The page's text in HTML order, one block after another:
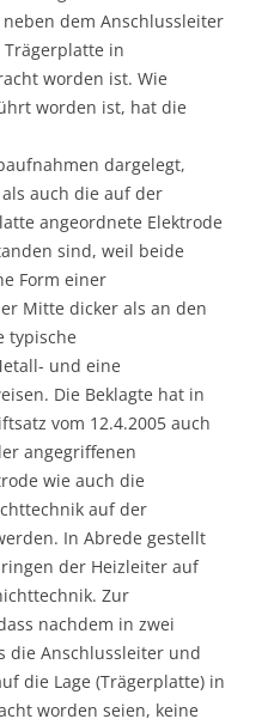
dem Anschlussleiter
in
worden ist. Wie
worden ist, hat die
dargelegt,
auch die auf der
angeordnete Elektrode
sind, weil beide
Form einer
Mitte dicker als an den
typische
und eine
Die Beklagte hat in
vom 12.4.2005 auch
angegriffenen
wie auch die
auf der
In Abrede gestellt
der Heizleiter auf
Zur
nachdem in zwei
die Anschlussleiter und
die Lage (Trägerplatte) in
worden seien, keine